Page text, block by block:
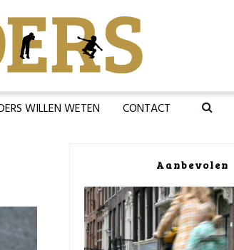
WILLEN WETEN CONTACT
Aanbevolen